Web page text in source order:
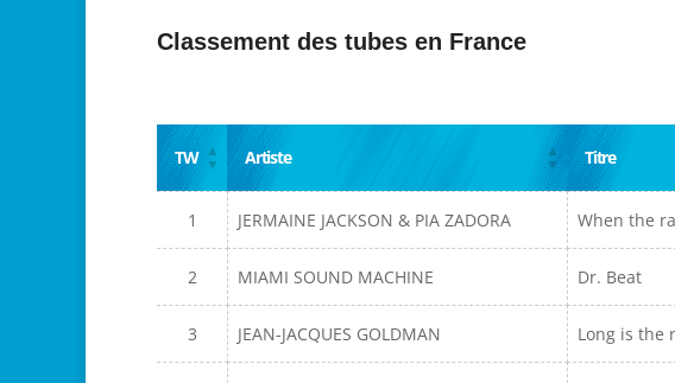
Classement des tubes en France
TW Artiste Titre
1 JERMAINE JACKSON & PIA ZADORA When the
2 MIAMI SOUND MACHINE Dr. Beat
3 JEAN-JACQUES GOLDMAN Long is the